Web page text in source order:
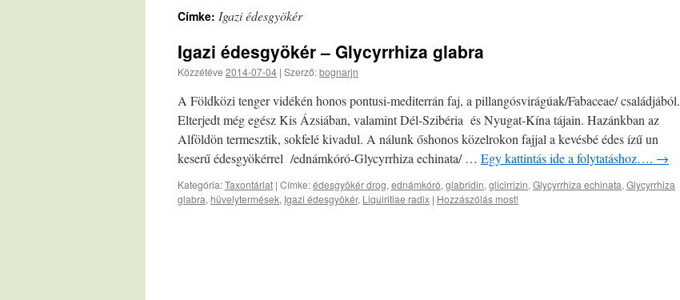
Címke: Igazi édesgyökér
Igazi édesgyökér – Glycyrrhiza glabra
Közzétéve 2014-07-04 | Szerző:bognarjn
A Földközi tenger vidékén honos pontusi-mediterrán faj, a pillangósvirágúak/Fabaceae/ családjából.
Elterjedt még egész Kis Ázsiában, valamint Dél-Szibéria és Nyugat-Kína tájain. Hazánkban az
Alföldön termesztik, sokfelé kivadul. A nálunk őshonos közelrokon fajjal a kevésbé édes ízű un
keserű édesgyökérrel /ednámkóró-Glycyrrhiza echinata/ … Egy kattintás ide a folytatáshoz…. →
Kategória:Taxontárlat | Címke:édesgyökér drog, ednámkóró, glabridin, glicirrizin, Glycyrrhiza echinata, Glycyrrhiza
glabra, hüvelytermések, Igazi édesgyökér, Liquiritiae radix | Hozzászólás most!